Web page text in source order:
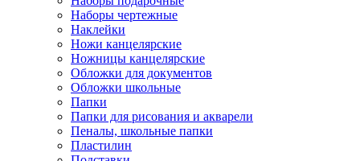
Наборы чертежные
Наклейки
Ножи канцелярские
Ножницы канцелярские
Обложки для документов
Обложки школьные
Папки
Папки для рисования и акварели
Пеналы, школьные папки
Пластилин